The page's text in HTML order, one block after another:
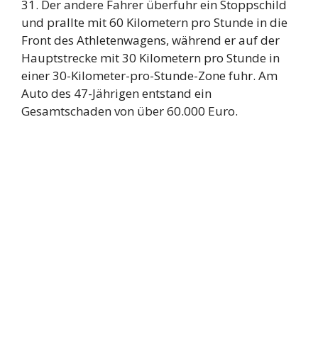
31. Der andere Fahrer überfuhr ein Stoppschild
und prallte mit 60 Kilometern pro Stunde in die
Front des Athletenwagens, während er auf der
Hauptstrecke mit 30 Kilometern pro Stunde in
einer 30-Kilometer-pro-Stunde-Zone fuhr. Am
Auto des 47-Jährigen entstand ein
Gesamtschaden von über 60.000 Euro.